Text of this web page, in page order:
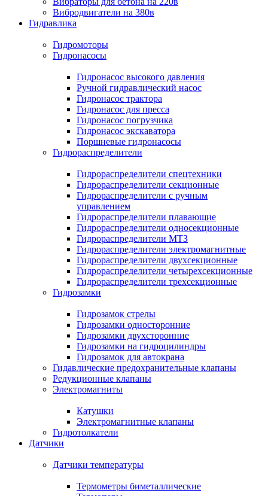
Вибродвигатели на 380в
Гидравлика
Гидромоторы
Гидронасосы
Гидронасос высокого давления
Ручной гидравлический насос
Гидронасос трактора
Гидронасос для пресса
Гидронасос погрузчика
Гидронасос экскаватора
Поршневые гидронасосы
Гидрораспределители
Гидрораспределители спецтехники
Гидрораспределители секционные
Гидрораспределители с ручным
управлением
Гидрораспределители плавающие
Гидрораспределители односекционные
Гидрораспределители МТЗ
Гидрораспределители электромагнитные
Гидрораспределители двухсекционные
Гидрораспределители четырехсекционные
Гидрораспределители трехсекционные
Гидрозамки
Гидрозамок стрелы
Гидрозамки односторонние
Гидрозамки двухсторонние
Гидрозамки на гидроцилиндры
Гидрозамок для автокрана
Гидавлические предохранительные клапаны
Редукционные клапаны
Электромагниты
Катушки
Электромагнитные клапаны
Гидротолкатели
Датчики
Датчики температуры
Термометры биметаллические